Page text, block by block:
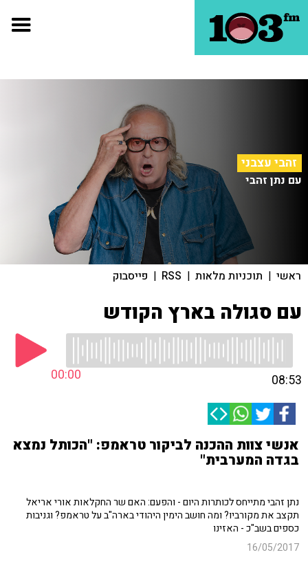
זהבי עצבני
עם נתן זהבי
ראשי | תוכניות מלאות |
RSS
| פייסבוק
עם סגולה בארץ הקודש
00:00 08:53
אנשי צוות ההכנה לביקור טראמפ: "הכותל נמצא
בגדה המערבית"
נתן זהבי מתייחס לכותרות היום - והפעם: האם שר החקלאות אורי אריאל
תקצב את מקורביו? ומה חושב הימין היהודי בארה"ב על טראמפ? וגניבות
כספים בשב"כ - האזינו
16/05/2017